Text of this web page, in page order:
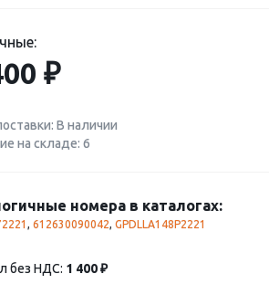
₽
В наличии
на складе: 6
номера в каталогах:
, 612630090042, GPDLLA148P2221
без НДС: 1 400 ₽